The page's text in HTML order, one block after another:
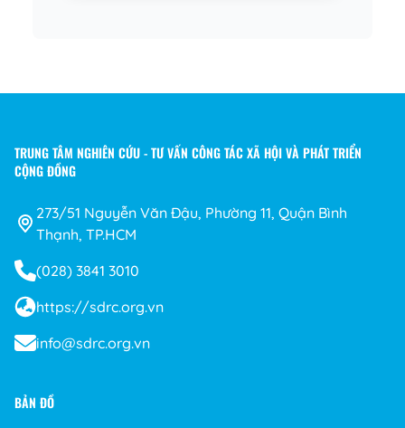
TRUNG TÂM NGHIÊN CỨU - TƯ VẤN CÔNG TÁC XÃ HỘI VÀ PHÁT TRIỂN
CỘNG ĐỒNG
273/51 Nguyễn Văn Đậu, Phường 11, Quận Bình
Thạnh, TP.HCM
(028) 3841 3010
https://sdrc.org.vn
info@sdrc.org.vn
BẢN ĐỒ